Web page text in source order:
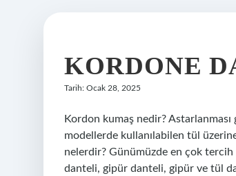
KORDONE
Tarih: Ocak 28, 2025
Kordon kumaş nedir?
modellerde kullanılabilen tül
nelerdir? Günümüzde en çok
danteli, gipür danteli, gipür ve tül